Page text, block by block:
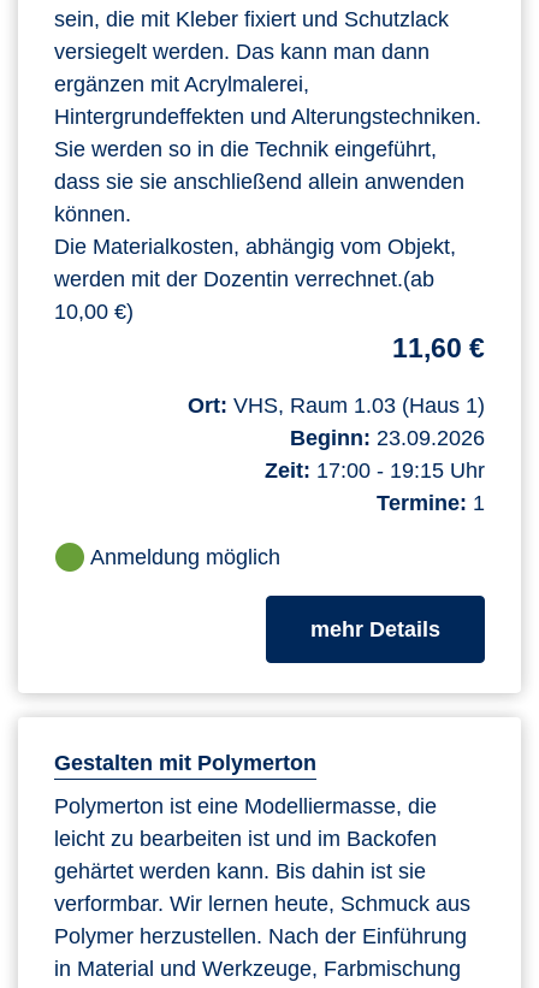
sein, die mit Kleber fixiert und Schutzlack
versiegelt werden. Das kann man dann
ergänzen mit Acrylmalerei,
Hintergrundeffekten und Alterungstechniken.
Sie werden so in die Technik eingeführt,
dass sie sie anschließend allein anwenden
können.
Die Materialkosten, abhängig vom Objekt,
werden mit der Dozentin verrechnet.(ab
10,00 €)
11,60 €
Ort: VHS, Raum 1.03 (Haus 1)
Beginn: 23.09.2026
Zeit: 17:00 - 19:15 Uhr
Termine: 1
Anmeldung möglich
mehr Detailszum
Gestalten mit Polymerton
Polymerton ist eine Modelliermasse, die
leicht zu bearbeiten ist und im Backofen
gehärtet werden kann. Bis dahin ist sie
verformbar. Wir lernen heute, Schmuck aus
Polymer herzustellen. Nach der Einführung
in Material und Werkzeuge, Farbmischung